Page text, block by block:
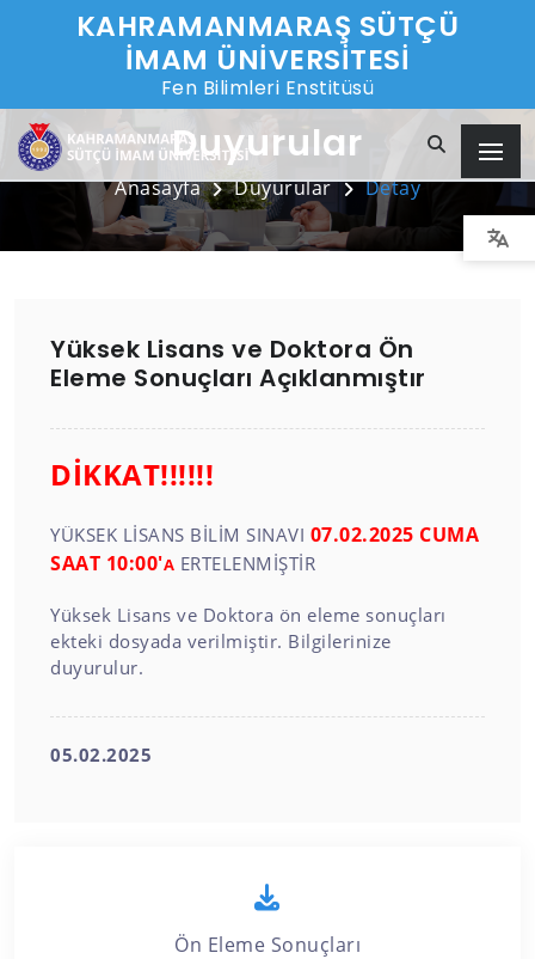
KAHRAMANMARAŞ SÜTÇÜ
İMAM ÜNİVERSİTESİ
Fen Bilimleri Enstitüsü
Duyurular
Anasayfa Duyurular Detay
Yüksek Lisans ve Doktora Ön
Eleme Sonuçları Açıklanmıştır
DİKKAT!!!!!!
YÜKSEK LİSANS BİLİM SINAVI 07.02.2025 CUMA
SAAT 10:00'A ERTELENMİŞTİR
Yüksek Lisans ve Doktora ön eleme sonuçları
ekteki dosyada verilmiştir. Bilgilerinize
duyurulur.
05.02.2025
Ön Eleme Sonuçları